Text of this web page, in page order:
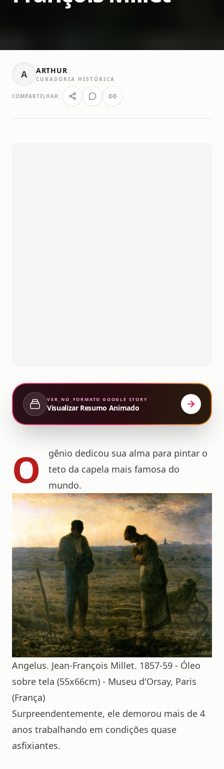
A ARTHUR
CURADORIA HISTÓRICA
COMPARTILHAR:
VER_NO_FORMATO GOOGLE STORY
Visualizar Resumo Animado
O
gênio dedicou sua alma para pintar o
teto da capela mais famosa do
mundo.
Angelus. Jean-François Millet. 1857-59 - Óleo
sobre tela (55x66cm) - Museu d'Orsay, Paris
(França)
Surpreendentemente, ele demorou mais de 4
anos trabalhando em condições quase
asfixiantes.